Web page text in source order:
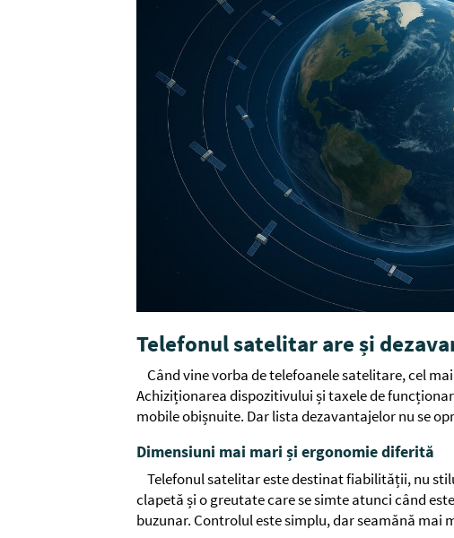
Telefonul satelitar are și
Când vine vorba de telefoanele satelitare, cel
Achiziționarea dispozitivului și taxele de
mobile obișnuite. Dar lista dezavantajelor nu se
Dimensiuni mai mari și ergonomie diferită
Telefonul satelitar este destinat fiabilității, nu
clapetă și o greutate care se simte atunci când
buzunar. Controlul este simplu, dar seamănă mai